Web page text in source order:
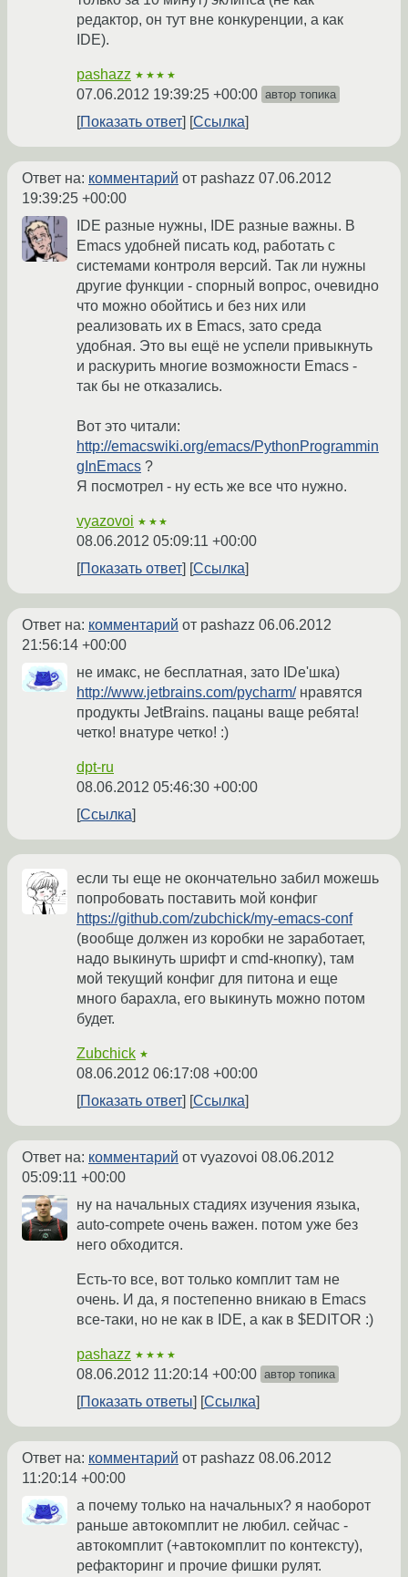
редактор, он тут вне конкуренции, а как
IDE).
pashazz ★★★★
07.06.2012 19:39:25 +00:00 автор топика
Показать ответ Ссылка
Ответ на: комментарий от pashazz 07.06.2012
19:39:25 +00:00
IDE разные нужны, IDE разные важны. В
Emacs удобней писать код, работать с
системами контроля версий. Так ли нужны
другие функции - спорный вопрос, очевидно
что можно обойтись и без них или
реализовать их в Emacs, зато среда
удобная. Это вы ещё не успели привыкнуть
и раскурить многие возможности Emacs -
так бы не отказались.
Вот это читали:
http://emacswiki.org/emacs/PythonProgrammin
gInEmacs ?
Я посмотрел - ну есть же все что нужно.
vyazovoi ★★★
08.06.2012 05:09:11 +00:00
Показать ответ
Ссылка
Ответ на: комментарий от pashazz 06.06.2012
21:56:14 +00:00
не имакс, не бесплатная, зато IDe'шка)
http://www.jetbrains.com/pycharm/нравятся
продукты JetBrains. пацаны ваще ребята!
четко! внатуре четко! :)
dpt-ru
08.06.2012 05:46:30 +00:00
Ссылка
если ты еще не окончательно забил можешь
попробовать поставить мой конфиг
https://github.com/zubchick/my-emacs-conf
(вообще должен из коробки не заработает,
надо выкинуть шрифт и cmd-кнопку), там
мой текущий конфиг для питона и еще
много барахла, его выкинуть можно потом
будет.
Zubchick ★
08.06.2012 06:17:08 +00:00
Показать ответ
Ссылка
Ответ на: комментарий от vyazovoi 08.06.2012
05:09:11 +00:00
ну на начальных стадиях изучения языка,
auto-compete очень важен. потом уже без
него обходится.
Есть-то все, вот только комплит там не
очень. И да, я постепенно вникаю в Emacs
все-таки, но не как в IDE, а как в $EDITOR :)
pashazz ★★★★
08.06.2012 11:20:14 +00:00 автор топика
Показать ответы Ссылка
Ответ на: комментарий от pashazz 08.06.2012
11:20:14 +00:00
а почему только на начальных? я наоборот
раньше автокомплит не любил. сейчас -
автокомплит (+автокомплит по контексту),
рефакторинг и прочие фишки рулят.